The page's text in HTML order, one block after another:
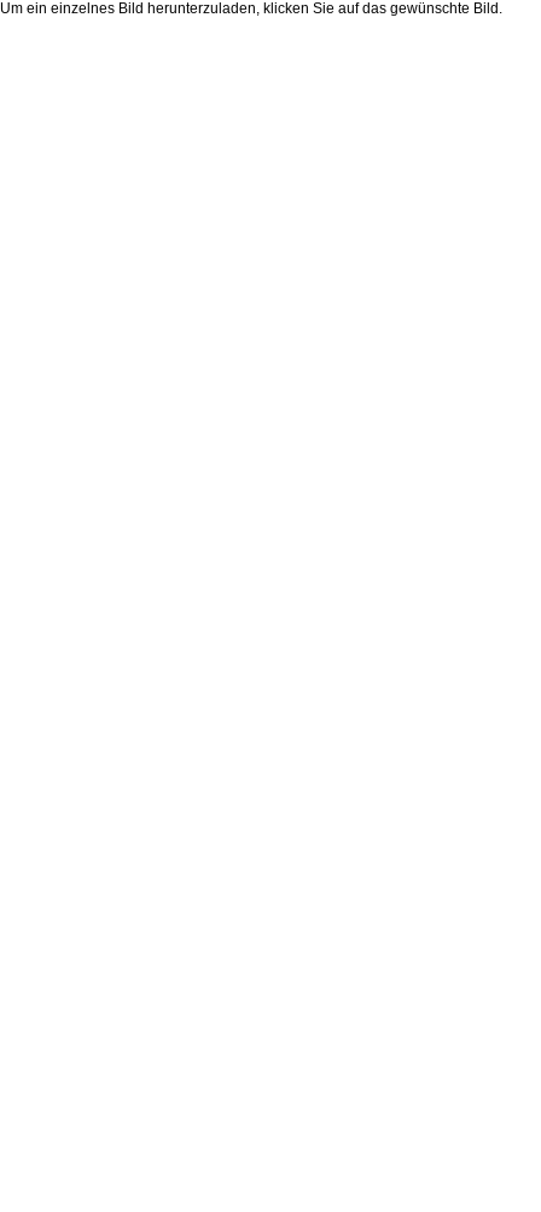
Um ein einzelnes Bild herunterzuladen, klicken Sie auf das gewünschte Bild.